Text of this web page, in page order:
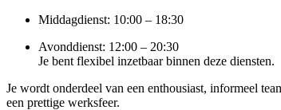
Middagdienst: 10:00 – 18:30
Avonddienst: 12:00 – 20:30
Je bent flexibel inzetbaar binnen deze diensten.
Je wordt onderdeel van een enthousiast, informeel
een prettige werksfeer.